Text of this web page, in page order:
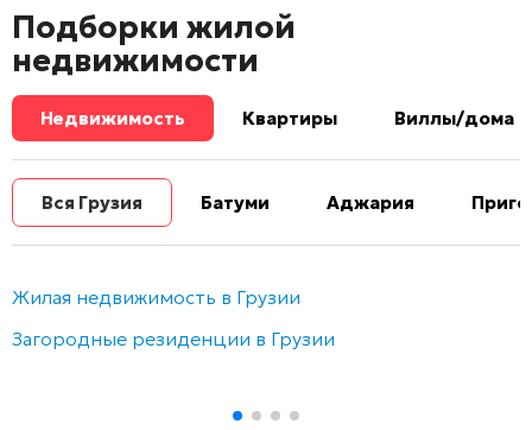
Подборки жилой
недвижимости
Недвижимость Квартиры Виллы/дома
Вся Грузия Батуми Аджария
Жилая недвижимость в Грузии
Загородные резиденции в Грузии